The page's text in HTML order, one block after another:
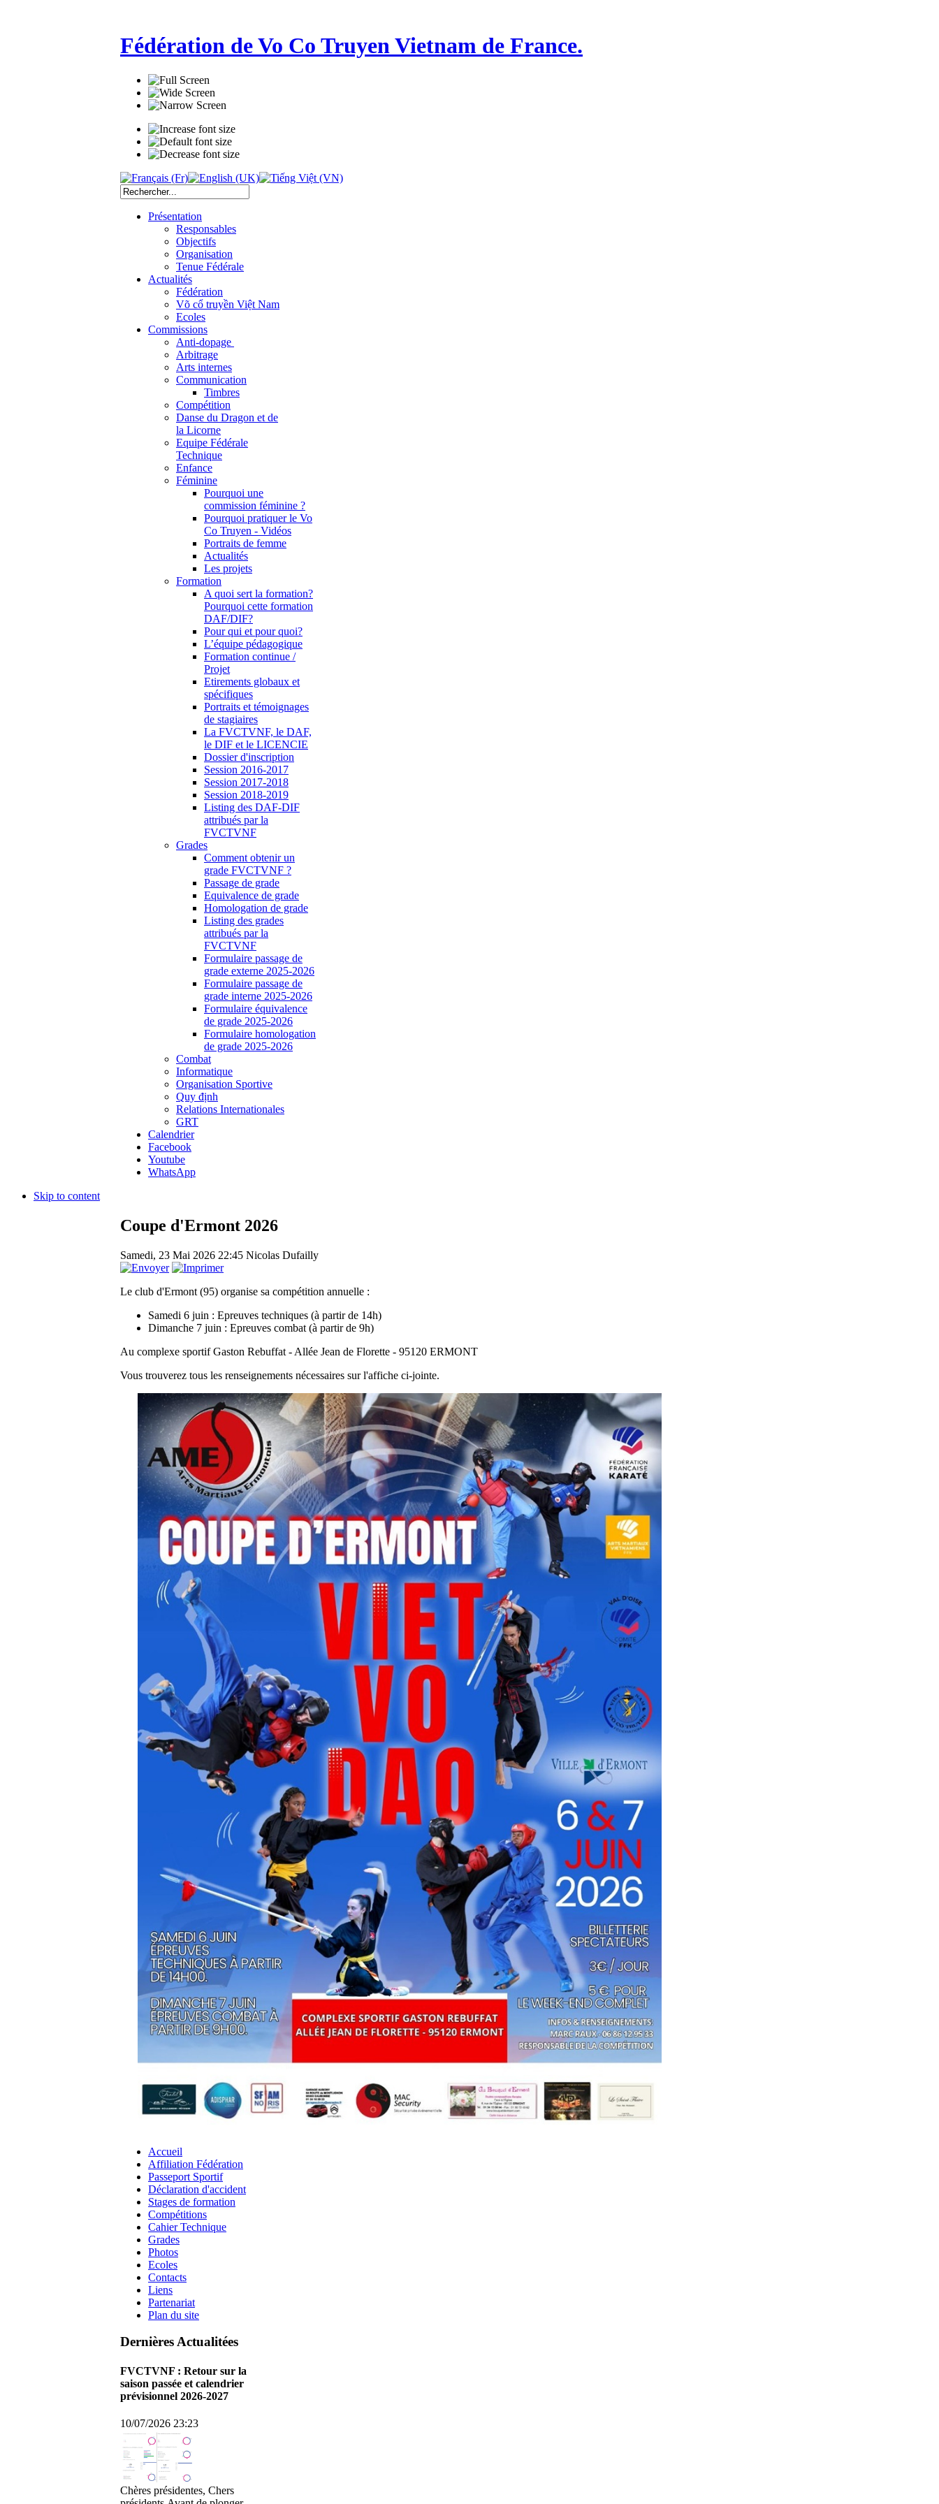
Fédération de Vo Co Truyen Vietnam de France.
Présentation
Responsables
Objectifs
Organisation
Tenue Fédérale
Actualités
Fédération
Võ cổ truyền Việt Nam
Ecoles
Commissions
Anti-dopage
Arbitrage
Communication
Timbres
Compétition
Danse du Dragon et de
la Licorne
Equipe Fédérale
Technique
Enfance
Féminine
Pourquoi une
commission féminine ?
Pourquoi pratiquer le Vo
Co Truyen - Vidéos
Portraits de femme
Actualités
Les projets
Formation
A quoi sert la formation?
Pourquoi cette formation
DAF/DIF?
Pour qui et pour quoi?
L’équipe pédagogique
Formation continue /
Projet
Etirements globaux et
spécifiques
Portraits et témoignages
de stagiaires
La FVCTVNF, le DAF,
le DIF et le LICENCIE
Dossier d'inscription
Session 2016-2017
Session 2017-2018
Session 2018-2019
Listing des DAF-DIF
attribués par la
FVCTVNF
Grades
Comment obtenir un
grade FVCTVNF ?
Passage de grade
Equivalence de grade
Homologation de grade
Listing des grades
attribués par la
FVCTVNF
Formulaire passage de
grade externe 2025-2026
Formulaire passage de
grade interne 2025-2026
Formulaire équivalence
de grade 2025-2026
Formulaire homologation
de grade 2025-2026
Combat
Informatique
Organisation Sportive
Quy định
Relations Internationales
GRT
Calendrier
Facebook
Youtube
WhatsApp
Skip to content
Coupe d'Ermont 2026
Samedi, 23 Mai 2026 22:45 Nicolas Dufailly
Le club d'Ermont (95) organise sa compétition annuelle :
Samedi 6 juin : Epreuves techniques (à partir de 14h)
Dimanche 7 juin : Epreuves combat (à partir de 9h)
Au complexe sportif Gaston Rebuffat - Allée Jean de Florette - 95120 ERMONT
Vous trouverez tous les renseignements nécessaires sur l'affiche ci-jointe.
Accueil
Affiliation Fédération
Passeport Sportif
Déclaration d'accident
Stages de formation
Compétitions
Cahier Technique
Grades
Photos
Ecoles
Contacts
Liens
Partenariat
Plan du site
Dernières Actualitées
FVCTVNF : Retour sur la
saison passée et calendrier
prévisionnel 2026-2027
10/07/2026 23:23
Chères présidentes, Chers